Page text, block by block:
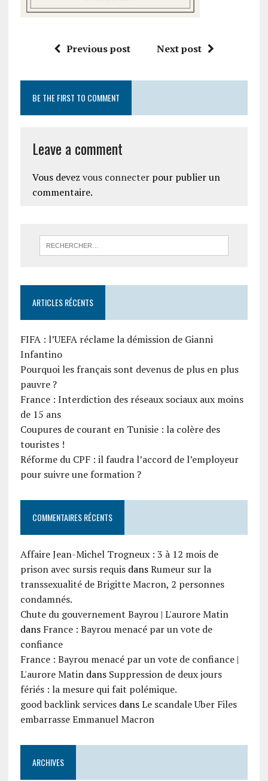
Previous post Next post
BE THE FIRST TO COMMENT
Leave a comment
Vous devez vous connecterpour publier un
commentaire.
ARTICLES RÉCENTS
FIFA : l’UEFA réclame la démission de Gianni
Infantino
Pourquoi les français sont devenus de plus en plus
pauvre ?
France : Interdiction des réseaux sociaux aux moins
de 15 ans
Coupures de courant en Tunisie : la colère des
touristes !
Réforme du CPF : il faudra l’accord de l’employeur
pour suivre une formation ?
COMMENTAIRES RÉCENTS
Affaire Jean-Michel Trogneux : 3 à 12 mois de
prison avec sursis requisdansRumeur sur la
transsexualité de Brigitte Macron, 2 personnes
condamnés.
Chute du gouvernement Bayrou | L'aurore Matin
dans France : Bayrou menacé par un vote de
confiance
France : Bayrou menacé par un vote de confiance |
L'aurore Matindans Suppression de deux jours
fériés : la mesure qui fait polémique.
good backlink servicesdansLe scandale Uber Files
embarrasse Emmanuel Macron
ARCHIVES